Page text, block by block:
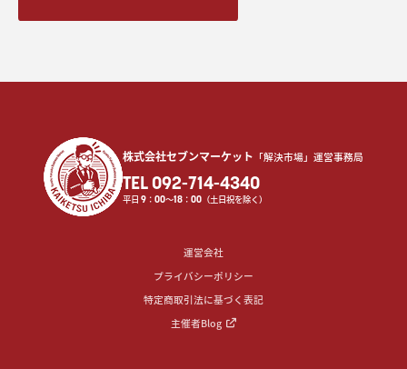
株式会社セブンマーケット 「解決市場」運営事務局
TEL 092-714-4340
平日9 ：00〜18 ：00 （土日祝を除く）
運営会社
プライバシーポリシー
特定商取引法に基づく表記
主催者Blog